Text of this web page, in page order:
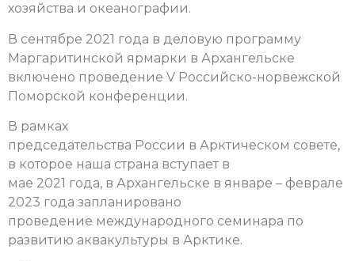
хозяйства и океанографии.
В сентябре 2021 года в деловую программу
Маргаритинской ярмарки в Архангельске
включено проведение V Российско-норвежской
Поморской конференции.
В рамках
председательства России в Арктическом совете,
в которое наша страна вступает в
мае 2021 года, в Архангельске в январе – феврале
2023 года запланировано
проведение международного семинара по
развитию аквакультуры в Арктике.